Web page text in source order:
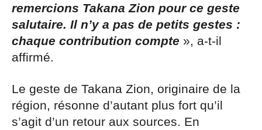
remercions Takana Zion pour ce geste
salutaire. Il n’y a pas de petits gestes :
chaque contribution compte », a-t-il
affirmé.
Le geste de Takana Zion, originaire de la
région, résonne d’autant plus fort qu’il
s’agit d’un retour aux sources. En